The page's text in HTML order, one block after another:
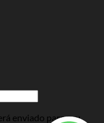
enviado para seu